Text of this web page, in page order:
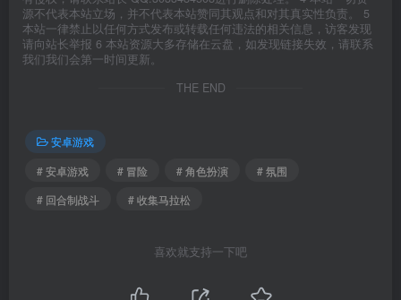
源不代表本站立场，并不代表本站赞同其观点和对其真实性负责。 5
本站一律禁止以任何方式发布或转载任何违法的相关信息，访客发现
请向站长举报 6 本站资源大多存储在云盘，如发现链接失效，请联系
我们我们会第一时间更新。
THE END
安卓游戏
# 安卓游戏
# 冒险 # 角色扮演
# 氛围
# 回合制战斗
# 收集马拉松
喜欢就支持一下吧